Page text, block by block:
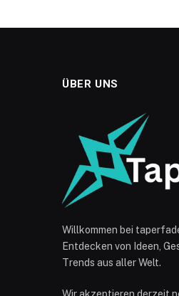
ÜBER UNS
Willkommen bei
Entdecken von Ideen,
Trends aus aller Welt.